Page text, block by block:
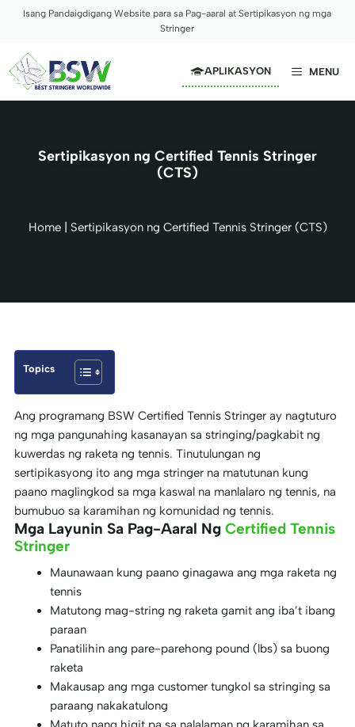
Isang Pandaigdigang Website para sa Pag-aaral at Sertipikasyon ng mga
Stringer
MENU
APLIKASYON
Sertipikasyon ng Certified Tennis Stringer
(CTS)
Home| Sertipikasyon ng Certified Tennis Stringer (CTS)
Topics
Ang programang BSW Certified Tennis Stringer ay nagtuturo
ng mga pangunahing kasanayan sa stringing/pagkabit ng
kuwerdas ng raketa ng tennis. Tinutulungan ng
sertipikasyong ito ang mga stringer na matutunan kung
paano maglingkod sa mga kaswal na manlalaro ng tennis, na
bumubuo sa karamihan ng komunidad ng tennis.
Mga Layunin Sa Pag-Aaral Ng Certified Tennis
Stringer
Maunawaan kung paano ginagawa ang mga raketa ng
tennis
Matutong mag-string ng raketa gamit ang iba’t ibang
paraan
Panatilihin ang pare-parehong pound (lbs) sa buong
raketa
Makausap ang mga customer tungkol sa stringing sa
paraang nakakatulong